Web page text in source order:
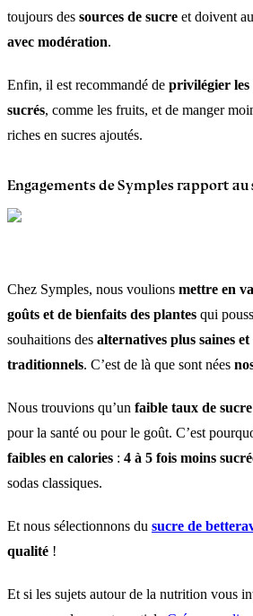
toujours des sources de sucre et doivent
avec modération.
Enfin, il est recommandé de privilégier
sucrés, comme les fruits, et de manger
riches en sucres ajoutés.
Engagements de Symples rapport au
Chez Symples, nous voulions mettre en
goûts et de bienfaits des plantes qui
souhaitions des alternatives plus saines et
traditionnels. C’est de là que sont nées
Nous trouvions qu’un faible taux de sucre
pour la santé ou pour le goût. C’est
faibles en calories : 4 à 5 fois moins
sodas classiques.
Et nous sélectionnons du sucre de
qualité !
Et si les sujets autour de la nutrition vous